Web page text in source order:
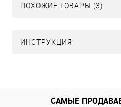
ПОХОЖИЕ ТОВАРЫ (3)
ИНСТРУКЦИЯ
САМЫЕ